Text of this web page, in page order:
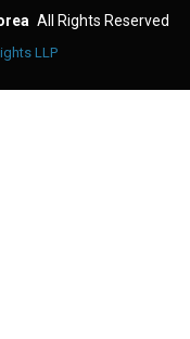
All Rights Reserved
LLP